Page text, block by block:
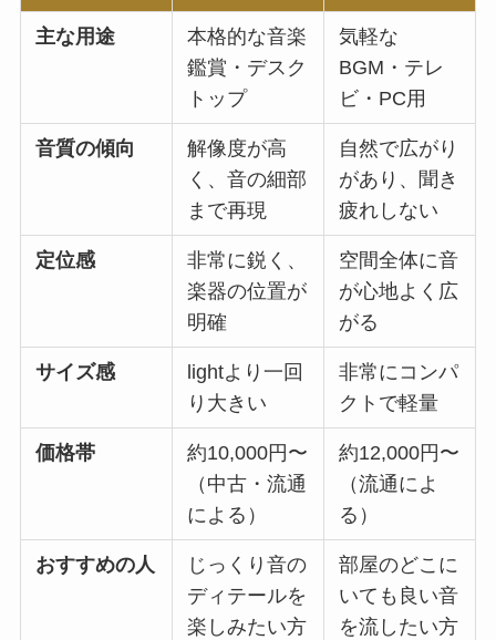
主な用途
本格的な音楽
鑑賞・デスク
トップ
気軽な
BGM・テレ
ビ・PC用
音質の傾向
解像度が高
く、音の細部
まで再現
自然で広がり
があり、聞き
疲れしない
定位感
非常に鋭く、
楽器の位置が
明確
空間全体に音
が心地よく広
がる
サイズ感
lightより一回
り大きい
非常にコンパ
クトで軽量
価格帯
約10,000円〜
（中古・流通
による）
約12,000円〜
（流通によ
る）
おすすめの人
じっくり音の
ディテールを
楽しみたい方
部屋のどこに
いても良い音
を流したい方